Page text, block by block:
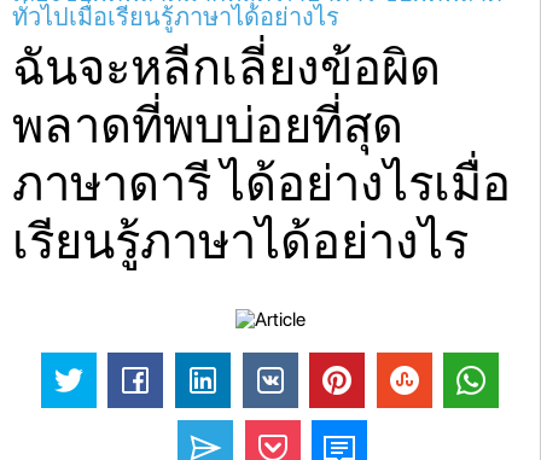
ทั่วไปเมื่อเรียนรู้ภาษาได้อย่างไร
ฉันจะหลีกเลี่ยงข้อผิด
พลาดที่พบบ่อยที่สุด
ภาษาดารี ได้อย่างไรเมื่อ
เรียนรู้ภาษาได้อย่างไร